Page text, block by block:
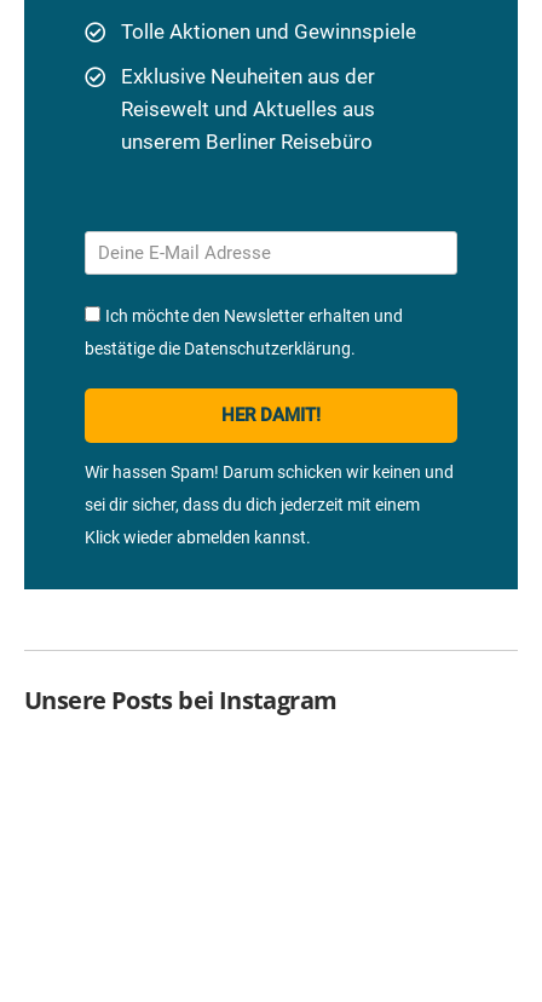
Tolle Aktionen und Gewinnspiele
Exklusive Neuheiten aus der
Reisewelt und Aktuelles aus
unserem Berliner Reisebüro
Ich möchte den Newsletter erhalten und
bestätige die Datenschutzerklärung.
HER DAMIT!
Wir hassen Spam! Darum schicken wir keinen und
sei dir sicher, dass du dich jederzeit mit einem
Klick wieder abmelden kannst.
Unsere Posts bei Instagram